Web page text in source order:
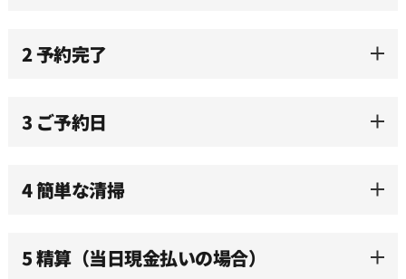
2 予約完了
3 ご予約日
4 簡単な清掃
5 精算（当日現金払いの場合）